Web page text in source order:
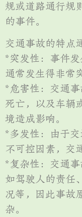
规或道路通行规
的事件。
交通事故的特点
*突发性：事件
通常发生得非常
*危害性：交通
死亡，以及车辆
境造成影响。
*多发性：由于
不可控因素，交
*复杂性：交通
如驾驶人的责任
况等，因此事故
杂。